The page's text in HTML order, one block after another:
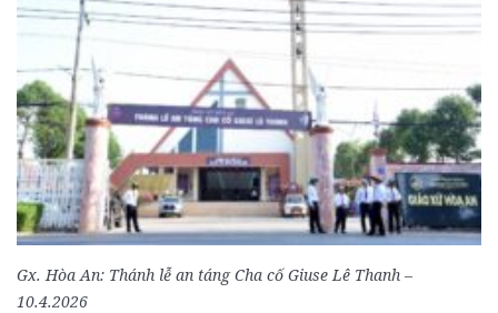
Gx. Hòa An: Thánh lễ an táng Cha cố Giuse Lê Thanh –
10.4.2026